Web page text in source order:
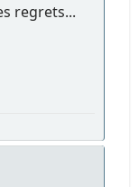
regrets...